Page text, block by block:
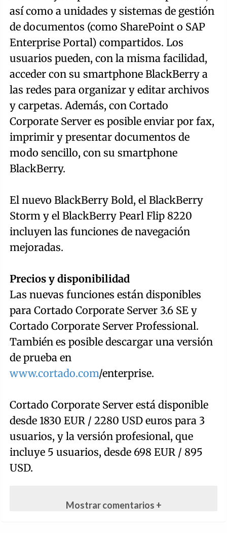
así como a unidades y sistemas de gestión
de documentos (como SharePoint o SAP
Enterprise Portal) compartidos. Los
usuarios pueden, con la misma facilidad,
acceder con su smartphone BlackBerry a
las redes para organizar y editar archivos
y carpetas. Además, con Cortado
Corporate Server es posible enviar por fax,
imprimir y presentar documentos de
modo sencillo, con su smartphone
BlackBerry.
El nuevo BlackBerry Bold, el BlackBerry
Storm y el BlackBerry Pearl Flip 8220
incluyen las funciones de navegación
mejoradas.
Precios y disponibilidad
Las nuevas funciones están disponibles
para Cortado Corporate Server 3.6 SE y
Cortado Corporate Server Professional.
También es posible descargar una versión
de prueba en
www.cortado.com/enterprise.
Cortado Corporate Server está disponible
desde 1830 EUR / 2280 USD euros para 3
usuarios, y la versión profesional, que
incluye 5 usuarios, desde 698 EUR / 895
USD.
Mostrar comentarios +